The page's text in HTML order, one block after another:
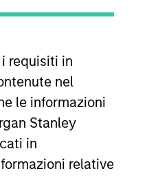
requisiti in
nel
le informazioni
Stanley
in
relative